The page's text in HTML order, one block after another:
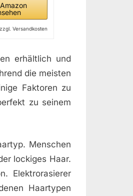
Versandkosten
erhältlich und
die meisten
Faktoren zu
zu seinem
Menschen
lockiges Haar.
Elektrorasierer
Haartypen